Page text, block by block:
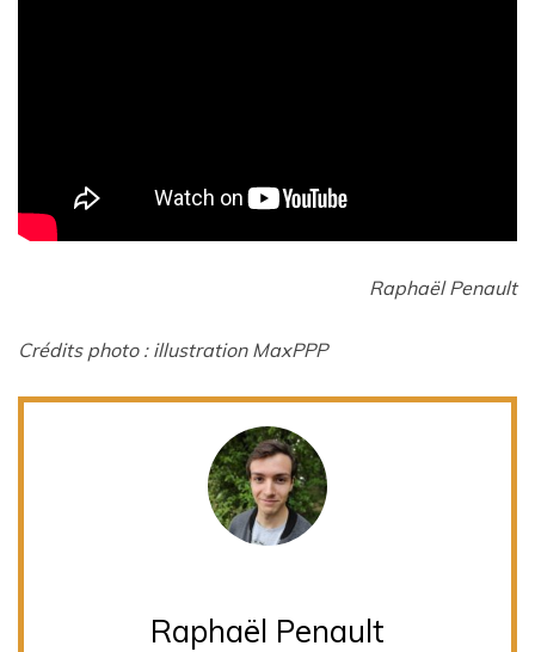
Raphaël Penault
Crédits photo : illustration MaxPPP
Raphaël Penault